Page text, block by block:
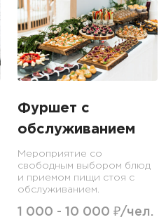
Фуршет с
обслуживанием
Мероприятие со
свободным выбором блюд
и приемом пищи стоя с
обслуживанием.
1 000 - 10 000 ₽/чел.